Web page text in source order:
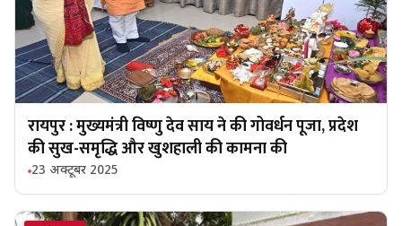
रायपुर : मुख्यमंत्री विष्णु देव साय ने की गोवर्धन पूजा, प्रदेश
की सुख-समृद्धि और खुशहाली की कामना की
23 अक्टूबर 2025